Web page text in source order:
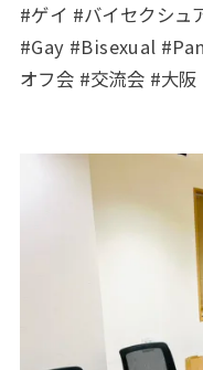
#ゲイ #バイセクシュ
#Gay #Bisexual
オフ会 #交流会 #大阪